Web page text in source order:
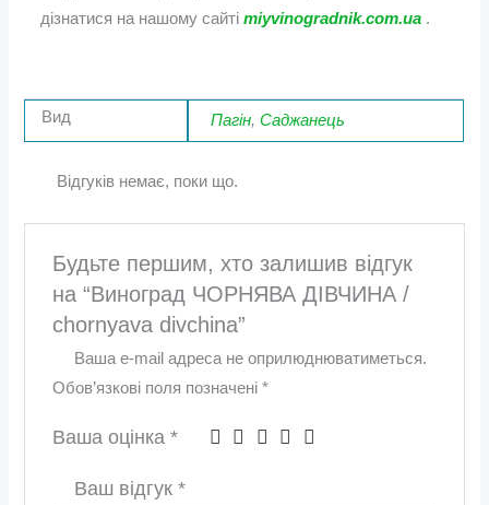
дізнатися на нашому сайтіmiyvinogradnik.com.ua .
Вид Пагін,Саджанець
Відгуків немає, поки що.
Будьте першим, хто залишив відгук
на “Виноград ЧОРНЯВА ДІВЧИНА /
chornyava divchina”
Ваша e-mail адреса не оприлюднюватиметься.
Обов’язкові поля позначені *
Ваша оцінка *
Ваш відгук *